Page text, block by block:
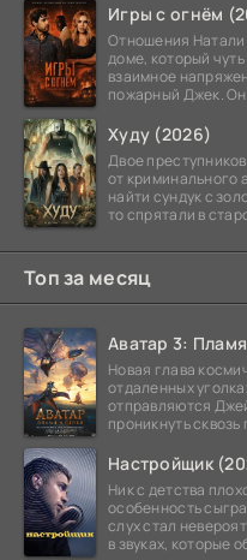
Игры с огнём
Отношения
доме, который
взаимное
пожарный Джек.
Худу (2026)
Двое
от криминального
найти сундук с
то спрятали в
Топ за месяц
Аватар 3:
Новая глава
отдаленных
отправляются
проникнуть
Настройщик
Ник с детства
особенность
слух стал
в звуках, которые